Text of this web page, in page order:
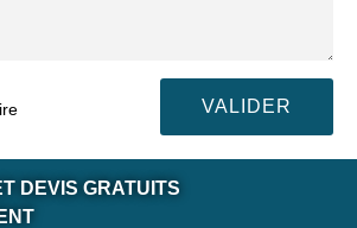
DEVIS GRATUITS